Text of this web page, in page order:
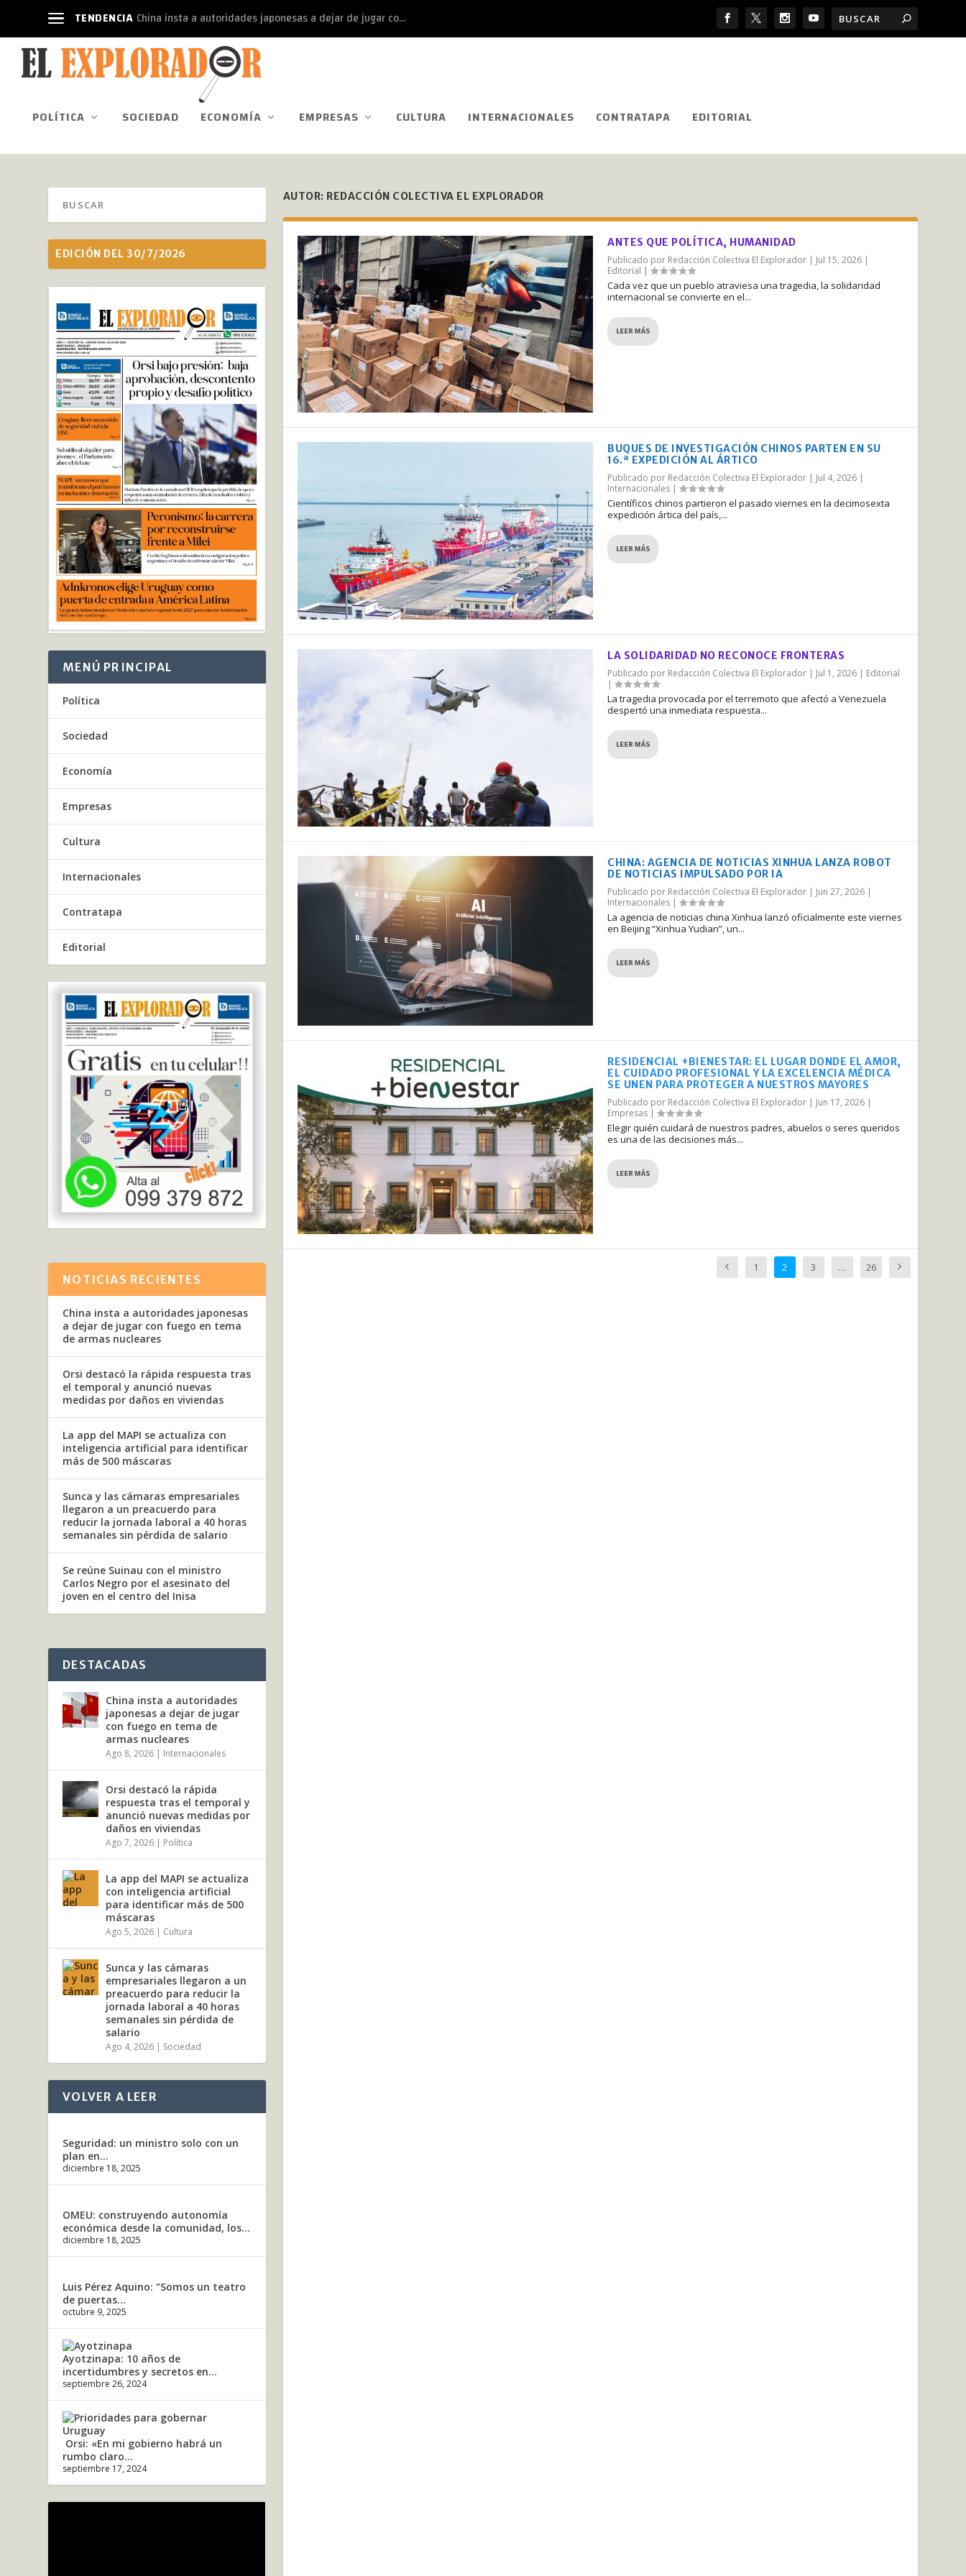
TENDENCIA China insta a autoridades japonesas a dejar de jugar co...
POLÍTICA SOCIEDAD ECONOMÍA EMPRESAS CULTURA INTERNACIONALES CONTRATAPA EDITORIAL
AUTOR: REDACCIÓN COLECTIVA EL EXPLORADOR
ANTES QUE POLÍTICA, HUMANIDAD
Publicado por Redacción Colectiva El Explorador | Jul 15, 2026 |
Editorial |
Cada vez que un pueblo atraviesa una tragedia, la solidaridad
internacional se convierte en el...
LEER MÁS
BUQUES DE INVESTIGACIÓN CHINOS PARTEN EN SU
16.ª EXPEDICIÓN AL ÁRTICO
Publicado por Redacción Colectiva El Explorador | Jul 4, 2026 |
Internacionales |
Científicos chinos partieron el pasado viernes en la decimosexta
expedición ártica del país,...
LEER MÁS
LA SOLIDARIDAD NO RECONOCE FRONTERAS
Publicado por Redacción Colectiva El Explorador | Jul 1, 2026 | Editorial
|
La tragedia provocada por el terremoto que afectó a Venezuela
despertó una inmediata respuesta...
LEER MÁS
CHINA: AGENCIA DE NOTICIAS XINHUA LANZA ROBOT
DE NOTICIAS IMPULSADO POR IA
Publicado por Redacción Colectiva El Explorador | Jun 27, 2026 |
Internacionales |
La agencia de noticias china Xinhua lanzó oficialmente este viernes
en Beijing “Xinhua Yudian”, un...
LEER MÁS
RESIDENCIAL +BIENESTAR: EL LUGAR DONDE EL AMOR,
EL CUIDADO PROFESIONAL Y LA EXCELENCIA MÉDICA
SE UNEN PARA PROTEGER A NUESTROS MAYORES
Publicado por Redacción Colectiva El Explorador | Jun 17, 2026 |
Empresas |
Elegir quién cuidará de nuestros padres, abuelos o seres queridos
es una de las decisiones más...
LEER MÁS
1 2 3 … 26
EDICIÓN DEL 30/7/2026
MENÚ PRINCIPAL
Política
Sociedad
Economía
Empresas
Cultura
Internacionales
Contratapa
Editorial
NOTICIAS RECIENTES
China insta a autoridades japonesas
a dejar de jugar con fuego en tema
de armas nucleares
Orsi destacó la rápida respuesta tras
el temporal y anunció nuevas
medidas por daños en viviendas
La app del MAPI se actualiza con
inteligencia artificial para identificar
más de 500 máscaras
Sunca y las cámaras empresariales
llegaron a un preacuerdo para
reducir la jornada laboral a 40 horas
semanales sin pérdida de salario
Se reúne Suinau con el ministro
Carlos Negro por el asesinato del
joven en el centro del Inisa
DESTACADAS
China insta a autoridades
japonesas a dejar de jugar
con fuego en tema de
armas nucleares
Ago 8, 2026 | Internacionales
Orsi destacó la rápida
respuesta tras el temporal y
anunció nuevas medidas por
daños en viviendas
Ago 7, 2026 | Política
La app del MAPI se actualiza
con inteligencia artificial
para identificar más de 500
máscaras
Ago 5, 2026 | Cultura
Sunca y las cámaras
empresariales llegaron a un
preacuerdo para reducir la
jornada laboral a 40 horas
semanales sin pérdida de
salario
Ago 4, 2026 | Sociedad
VOLVER A LEER
Seguridad: un ministro solo con un
plan en...
diciembre 18, 2025
OMEU: construyendo autonomía
económica desde la comunidad, los...
diciembre 18, 2025
Luis Pérez Aquino: “Somos un teatro
de puertas...
octubre 9, 2025
Ayotzinapa: 10 años de
incertidumbres y secretos en...
septiembre 26, 2024
Orsi: «En mi gobierno habrá un
rumbo claro...
septiembre 17, 2024